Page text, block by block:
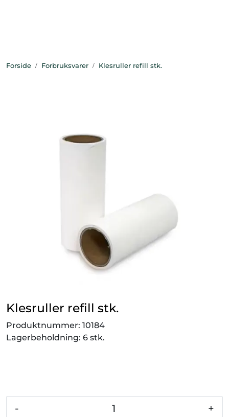
Forside Forbruksvarer Klesruller refill stk.
Klesruller refill stk.
Produktnummer: 10184
Lagerbeholdning: 6 stk.
- +
Diagnostikk
Videresalgsprodukter
Vetnordic